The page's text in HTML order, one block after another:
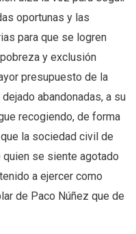
oportunas y las
para que se logren
y exclusión
presupuesto de la
abandonadas, a su
recogiendo, de forma
la sociedad civil de
se siente agotado
a ejercer como
de Paco Núñez que de